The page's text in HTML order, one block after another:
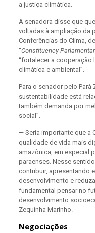
a justiça climática.
A senadora disse que
voltadas à ampliação da
Conferências do Clima,
“Constituency Parlamentar
“fortalecer a cooperação
climática e ambiental”.
Para o senador pelo Pará
sustentabilidade está
também demanda por
social”.
— Seria importante que a
qualidade de vida mais
amazônica, em especial
paraenses. Nesse
contribuir, apresentando
desenvolvimento e
fundamental pensar no
desenvolvimento
Zequinha Marinho.
Negociações